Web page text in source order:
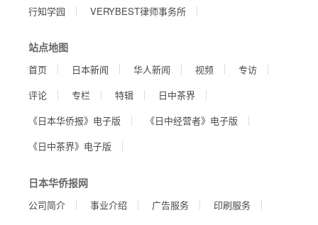
行知学园
VERYBEST律师事务所
站点地图
首页 日本新闻 华人新闻 视频
专访
评论
专栏 特辑
日中茶界
《日本华侨报》电子版
《日中经营者》电子版
《日中茶界》电子版
日本华侨报网
公司简介 事业介绍 广告服务
印刷服务